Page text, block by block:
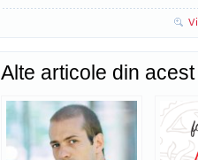
Alte articole din